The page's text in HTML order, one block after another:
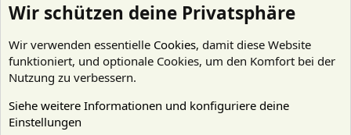
Wir schützen deine Privatsphäre
Wir verwenden essentielle Cookies, damit diese Website
funktioniert, und optionale Cookies, um den Komfort bei der
Nutzung zu verbessern.
Siehe weitere Informationen und konfiguriere deine
Einstellungen